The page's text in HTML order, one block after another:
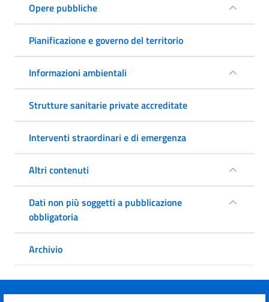
Opere pubbliche
Pianificazione e governo del territorio
Informazioni ambientali
Strutture sanitarie private accreditate
Interventi straordinari e di emergenza
Altri contenuti
Dati non più soggetti a pubblicazione
obbligatoria
Archivio